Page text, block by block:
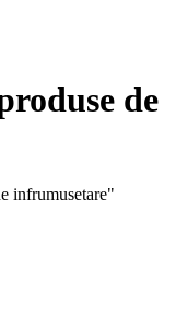
de
infrumusetare"